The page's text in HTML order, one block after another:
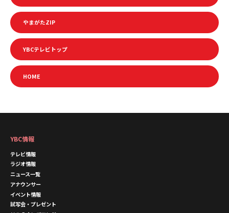
やまがたZIP
YBCテレビトップ
HOME
YBC情報
テレビ情報
ラジオ情報
ニュース一覧
アナウンサー
イベント情報
試写会・プレゼント